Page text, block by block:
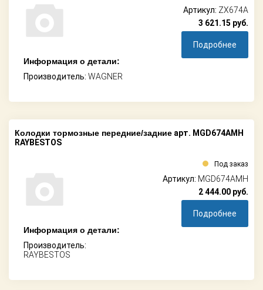
Информация о детали:
Производитель: WAGNER
Артикул: ZX674A
3 621.15 руб.
Подробнее
Колодки тормозные передние/задние арт. MGD674AMH
RAYBESTOS
Информация о детали:
Производитель:
RAYBESTOS
Под заказ
Артикул: MGD674AMH
2 444.00 руб.
Подробнее